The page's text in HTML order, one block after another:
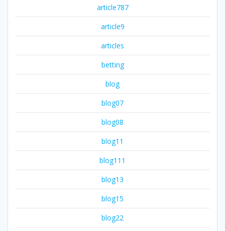
article787
article9
articles
betting
blog
blog07
blog08
blog11
blog111
blog13
blog15
blog22